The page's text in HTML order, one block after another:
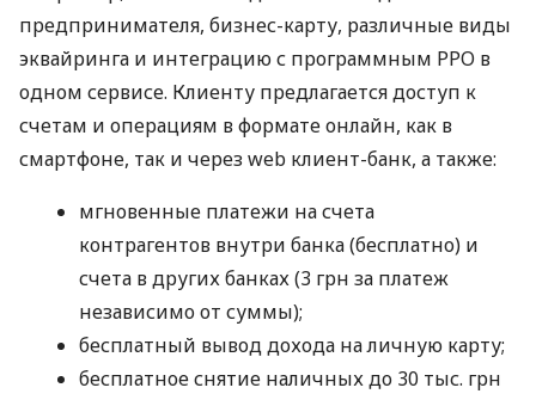
предпринимателя, бизнес-карту, различные виды
эквайринга и интеграцию с программным РРО в
одном сервисе. Клиенту предлагается доступ к
счетам и операциям в формате онлайн, как в
смартфоне, так и через web клиент-банк, а также:
мгновенные платежи на счета
контрагентов внутри банка (бесплатно) и
счета в других банках (3 грн за платеж
независимо от суммы);
бесплатный вывод дохода на личную карту;
бесплатное снятие наличных до 30 тыс. грн